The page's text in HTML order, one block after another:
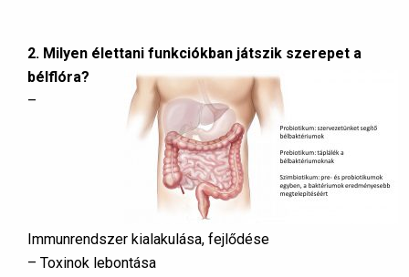
2. Milyen élettani funkciókban játszik szerepet a
bélflóra?
–
Immunrendszer kialakulása, fejlődése
– Toxinok lebontása